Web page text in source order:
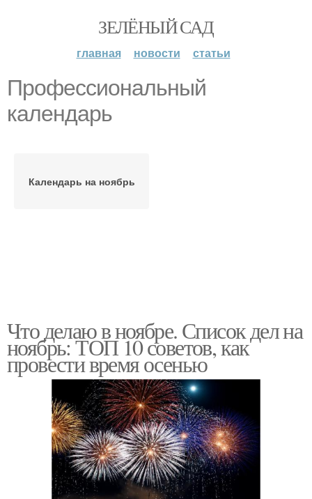
ЗЕЛЁНЫЙ САД
главная новости статьи
Профессиональный
календарь
Календарь на ноябрь
Что делаю в ноябре. Список дел на
ноябрь: ТОП 10 советов, как
провести время осенью